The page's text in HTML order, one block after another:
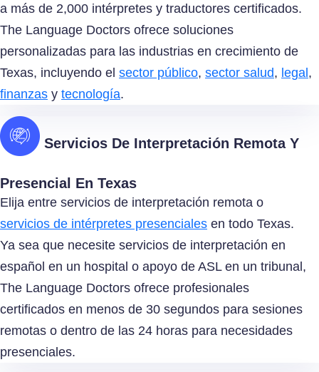
a más de 2,000 intérpretes y traductores certificados.
The Language Doctors ofrece soluciones
personalizadas para las industrias en crecimiento de
Texas, incluyendo el sector público, sector salud, legal ,
finanzas y tecnología.
Servicios De Interpretación Remota Y
Presencial En Texas
Elija entre servicios de interpretación remota o
servicios de intérpretes presenciales en todo Texas.
Ya sea que necesite servicios de interpretación en
español en un hospital o apoyo de ASL en un tribunal,
The Language Doctors ofrece profesionales
certificados en menos de 30 segundos para sesiones
remotas o dentro de las 24 horas para necesidades
presenciales.